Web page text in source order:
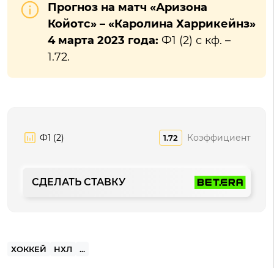
Прогноз на матч «Аризона
Койотс» – «Каролина Харрикейнз»
4 марта 2023 года: Ф1 (2) с кф. –
1.72.
Ф1 (2) 1.72 Коэффициент
СДЕЛАТЬ СТАВКУ
ХОККЕЙ НХЛ ...